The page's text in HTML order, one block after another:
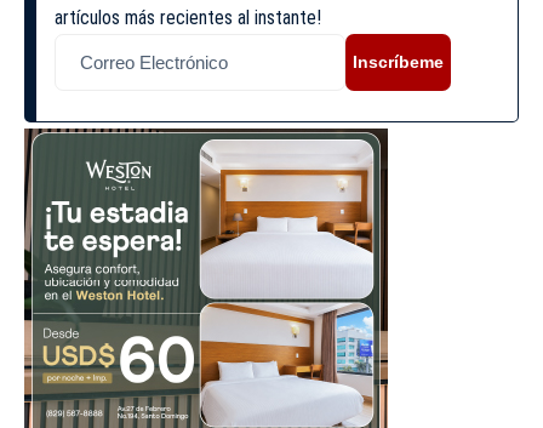
artículos más recientes al instante!
Inscríbeme